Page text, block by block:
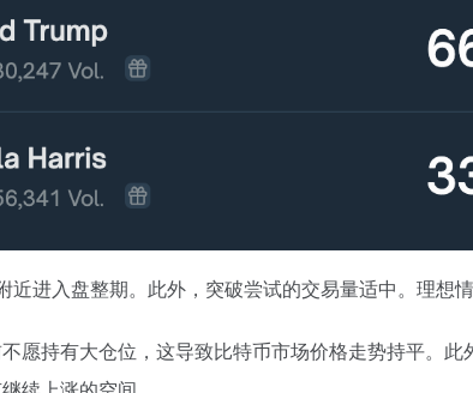
近进入盘整期。此外，突破尝试的交易量适中。理想
愿持有大仓位，这导致比特币市场价格走势持平。